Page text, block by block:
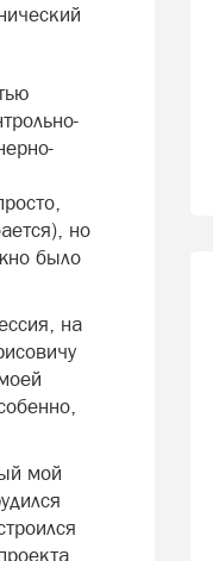
но
было
на
мой